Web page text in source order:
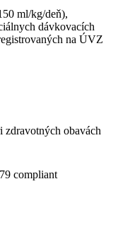
ml/kg/deň),
dávkovacích
na ÚVZ
zdravotných obavách
compliant